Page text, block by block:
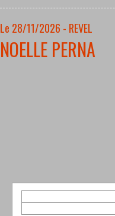
Le 28/11/2026 - REVEL
NOELLE PERNA